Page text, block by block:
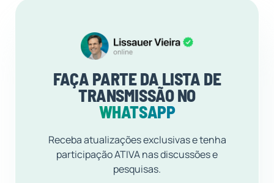
FAÇA PARTE DA LISTA DE
TRANSMISSÃO NO
WHATSAPP
Receba atualizações exclusivas e tenha
participação ATIVA nas discussões e
pesquisas.